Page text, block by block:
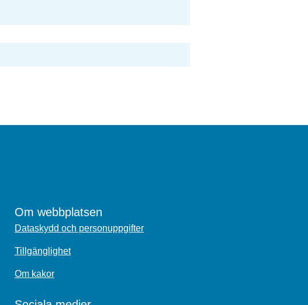
Om webbplatsen
Dataskydd och personuppgifter
Tillgänglighet
Om kakor